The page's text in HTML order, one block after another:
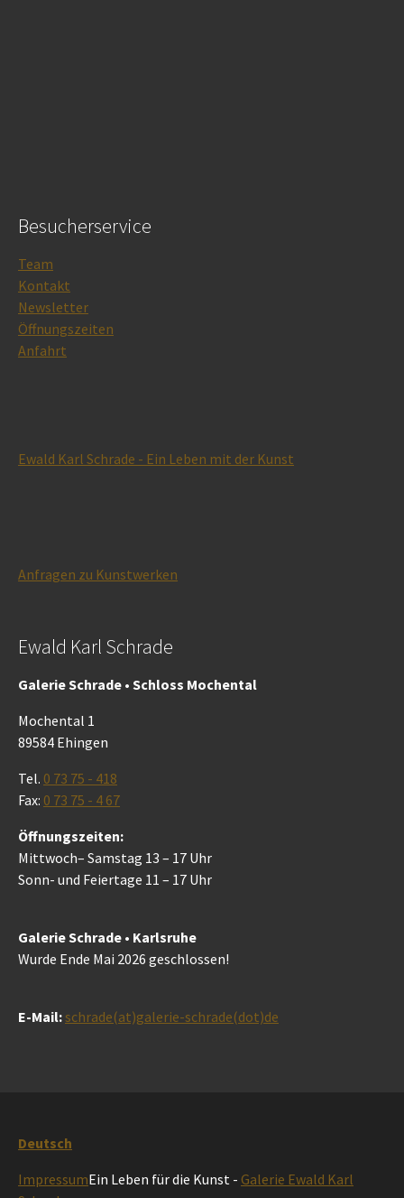
Besucherservice
Team
Kontakt
Newsletter
Öffnungszeiten
Anfahrt
Ewald Karl Schrade - Ein Leben mit der Kunst
Anfragen zu Kunstwerken
Ewald Karl Schrade
Galerie Schrade • Schloss Mochental
Mochental 1
89584 Ehingen
Tel. 0 73 75 - 418
Fax: 0 73 75 - 4 67
Öffnungszeiten:
Mittwoch– Samstag 13 – 17 Uhr
Sonn- und Feiertage 11 – 17 Uhr
Galerie Schrade • Karlsruhe
Wurde Ende Mai 2026 geschlossen!
E-Mail:schrade(at)galerie-schrade(dot)de
Deutsch
ImpressumEin Leben für die Kunst - Galerie Ewald Karl